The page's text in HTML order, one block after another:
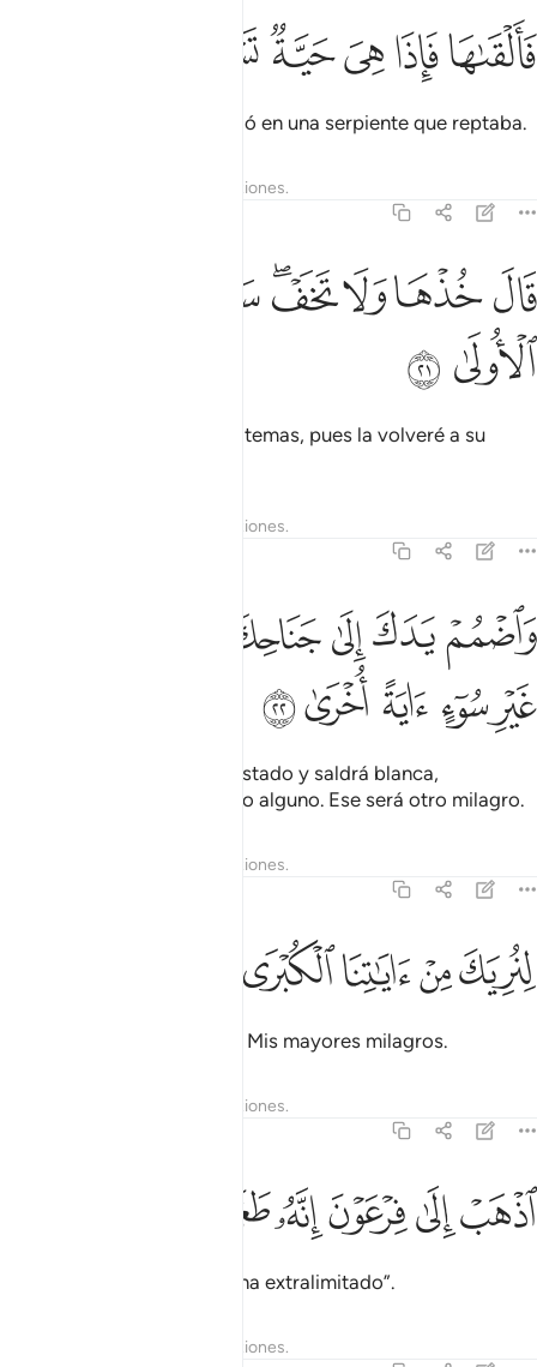
فالقاها فاذا هي حية تسعى ٢٠
فَأَلْقَىٰهَا فَإِذَا هِىَ حَيَّةٌۭ تَسْعَىٰ ٢٠
ﲀﲁﲂﲃﲄ
Lo arrojó, y este se convirtió en una serpiente que reptaba.
Reflexiones.
قال خذها ولا تخف سنعيدها سيرتها الاولى ٢١
قَالَ خُذْهَا وَلَا تَخَفْ ۖ سَنُعِيدُهَا سِيرَتَهَا ٱلْأُولَىٰ ٢١
ﲆﲇﲈﲉﲊﲋ
ﲍ ﲎ
Dijo [Dios]: “Recógela y no temas, pues la volveré a su
Reflexiones.
واضمم يدك الى جناحك تخرج بيضاء من غير سوء اية اخرى ٢٢
وَٱضْمُمْ يَدَكَ إِلَىٰ جَنَاحِكَ تَخْرُجْ بَيْضَآءَ مِنْ غَيْرِ سُوٓءٍ ءَايَةً أُخْرَىٰ ٢٢
ﲏﲐﲑﲒ
ﲖﲗ ﲘ ﲙﲚ
Introduce tu mano en tu costado y saldrá blanca,
resplandeciente, sin defecto alguno. Ese será otro milagro.
Reflexiones.
لنريك من اياتنا الكبرى ٢٣
لِنُرِيَكَ مِنْ ءَايَـٰتِنَا ٱلْكُبْرَى ٢٣
ﲛﲜﲝﲞ
Te he mostrado algunos de Mis mayores milagros.
Reflexiones.
اذهب الى فرعون انه طغى ٢٤
ٱذْهَبْ إِلَىٰ فِرْعَوْنَ إِنَّهُۥ طَغَىٰ ٢٤
ﲠﲡﲢﲣﲤ
Ve ante el Faraón, pues se ha extralimitado”.
Reflexiones.